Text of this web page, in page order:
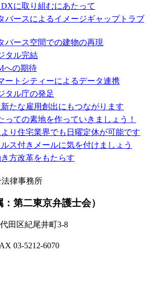
に取り組むにあたって
ースによるイメージギャップトラブ
ース空間での建物の再現
タル完結
の期待
トシティーによるデータ連携
ル庁の発足
たな雇用創出にもつながります
っての素地を作っていきましょう！
り住宅業界でも日曜定休が可能です
ス付きメールに気を付けましょう
方改革をもたらす
：第二東京弁護士会）
田区紀尾井町3-8
03-5212-6070